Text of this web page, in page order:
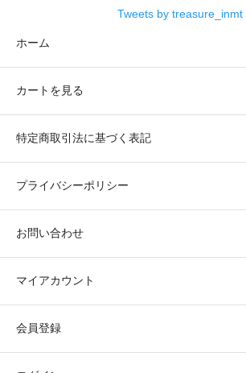
Tweets by treasure_inmt
ホーム
カートを見る
特定商取引法に基づく表記
プライバシーポリシー
お問い合わせ
マイアカウント
会員登録